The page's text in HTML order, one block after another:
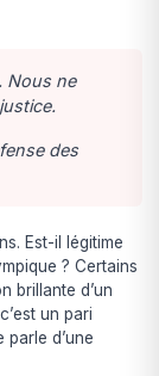
Nous ne
des
Est-il légitime
? Certains
brillante d’un
un pari
d’une